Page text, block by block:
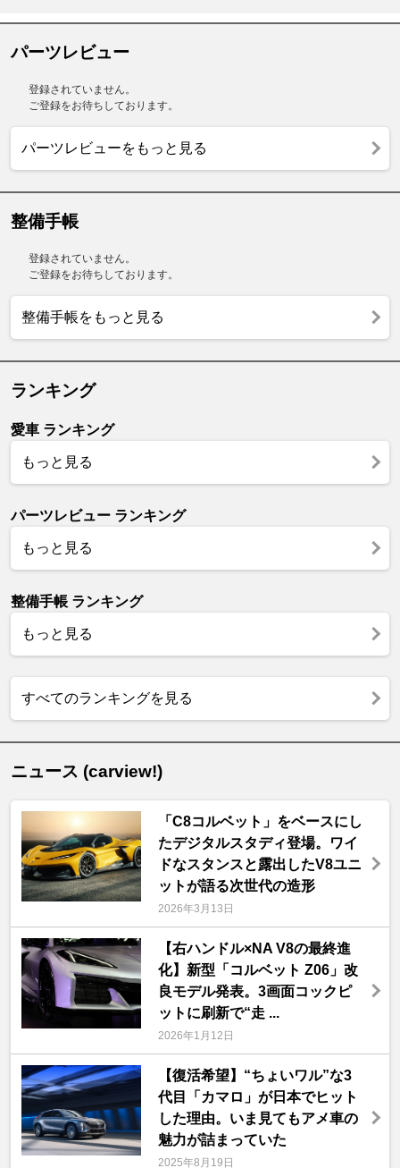
パーツレビュー
登録されていません。
ご登録をお待ちしております。
パーツレビューをもっと見る
整備手帳
登録されていません。
ご登録をお待ちしております。
整備手帳をもっと見る
ランキング
愛車 ランキング
もっと見る
パーツレビュー ランキング
もっと見る
整備手帳 ランキング
もっと見る
すべてのランキングを見る
ニュース (carview!)
「C8コルベット」をベースにし
たデジタルスタディ登場。ワイ
ドなスタンスと露出したV8ユニ
ットが語る次世代の造形
2026年3月13日
【右ハンドル×NA V8の最終進
化】新型「コルベット Z06」改
良モデル発表。3画面コックピ
ットに刷新で“走 ...
2026年1月12日
【復活希望】“ちょいワル”な3
代目「カマロ」が日本でヒット
した理由。いま見てもアメ車の
魅力が詰まっていた
2025年8月19日